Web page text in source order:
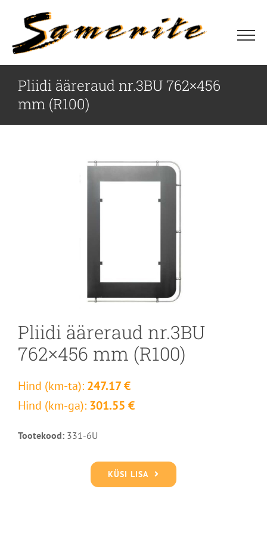
content
Pliidi ääreraud nr.3BU 762×456
mm (R100)
Pliidi ääreraud nr.3BU
762×456 mm (R100)
Hind (km-ta): 247.17 €
Hind (km-ga): 301.55 €
Tootekood: 331-6U
KÜSI LISA